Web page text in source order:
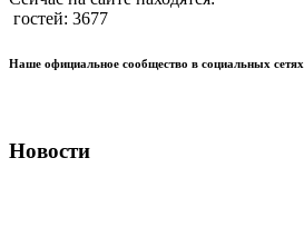
гостей: 3677
Наше официальное сообщество в социальных
Новости